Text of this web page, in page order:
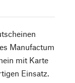
Manufactum
mit Karte
Einsatz.